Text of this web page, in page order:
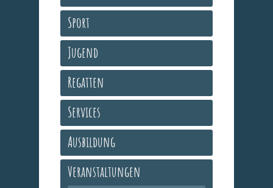
Sport
Jugend
Regatten
Services
Ausbildung
Veranstaltungen